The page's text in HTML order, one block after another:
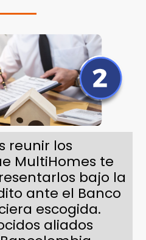
reunir los
MultiHomes te
bajo la
ante el Banco
escogida.
aliados